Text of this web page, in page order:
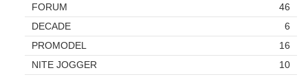
FORUM
46
DECADE
6
PROMODEL
16
NITE JOGGER
10